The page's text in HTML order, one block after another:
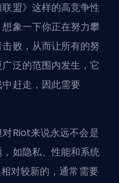
盟》这样的高竞争性
象一下你正在努力攀
败，从而让所有的努
泛的范围内发生，它
赶走，因此需要
Riot来说永远不会是
如隐私、性能和系统
对较新的，通常需要